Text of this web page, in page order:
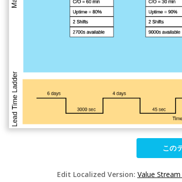
この
Edit Localized Version: Value